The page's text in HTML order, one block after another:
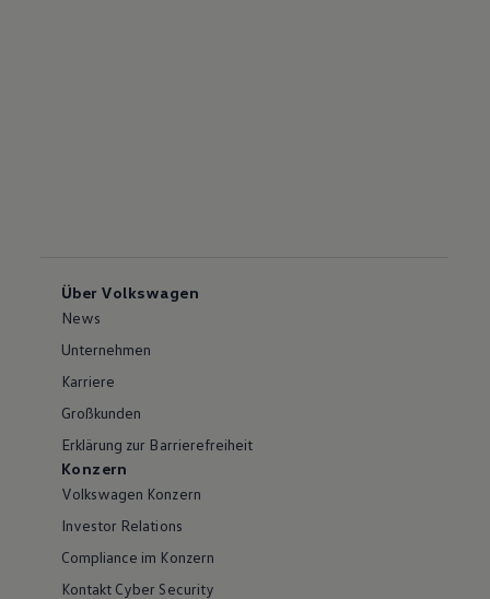
Über Volkswagen
News
Unternehmen
Karriere
Großkunden
Erklärung zur Barrierefreiheit
Konzern
Volkswagen Konzern
Investor Relations
Compliance im Konzern
Kontakt Cyber Security